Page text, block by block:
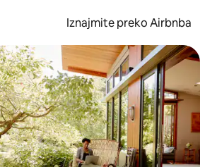
Iznajmite preko Airbnba